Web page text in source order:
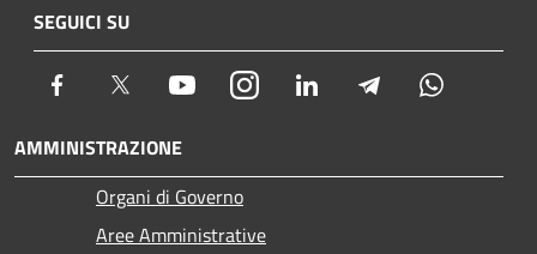
SEGUICI SU
Facebook Twitter YoutubeInstagram LinkedIn Telegram
AMMINISTRAZIONE
Organi di Governo
Aree Amministrative